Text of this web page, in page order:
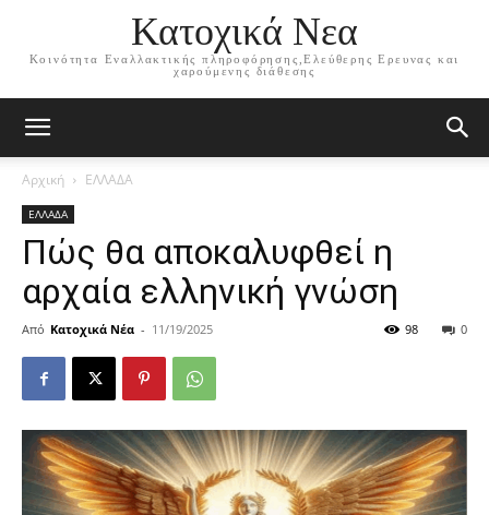
Κατοχικά Νεα
Κοινότητα Εναλλακτικής πληροφόρησης,Ελεύθερης Ερευνας και
χαρούμενης διάθεσης
Αρχική ΕΛΛΑΔΑ
ΕΛΛΑΔΑ
Πώς θα αποκαλυφθεί η
αρχαία ελληνική γνώση
Από Κατοχικά Νέα - 11/19/2025 0
98